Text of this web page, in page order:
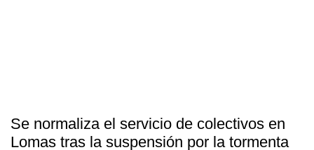
Se normaliza el servicio de colectivos en
Lomas tras la suspensión por la tormenta